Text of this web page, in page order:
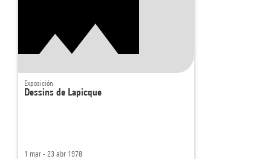
Exposición
Dessins de Lapicque
1 mar - 23 abr 1978